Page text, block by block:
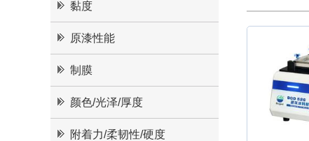
黏度
原漆性能
制膜
颜色/光泽/厚度
附着力/柔韧性/硬度